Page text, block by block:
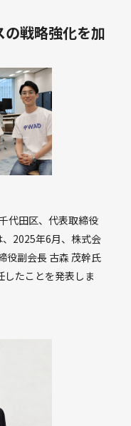
の戦略強化を加
代田区、代表取締役
、2025年6月、株式会
役副会長 古森 茂幹氏
したことを発表しま